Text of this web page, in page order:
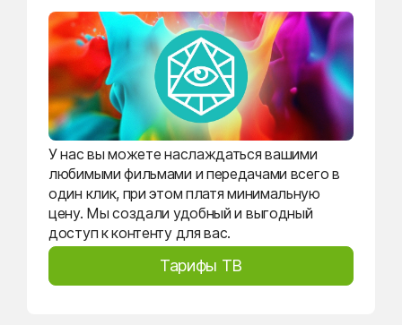
У нас вы можете наслаждаться вашими
любимыми фильмами и передачами всего в
один клик, при этом платя минимальную
цену. Мы создали удобный и выгодный
доступ к контенту для вас.
Тарифы ТВ